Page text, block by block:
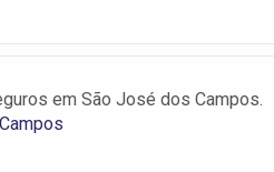
em São José dos Campos.